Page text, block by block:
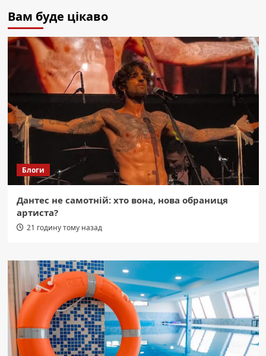
Вам буде цікаво
Блоги
Дантес не самотній: хто вона, нова обраниця
артиста?
21 годину тому назад